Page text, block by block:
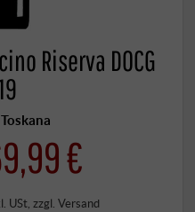
Riserva DOCG
€
USt, zzgl. Versand